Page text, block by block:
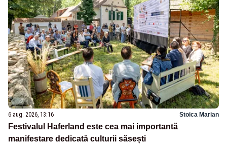
6 aug. 2026, 13:16 Stoica Marian
Festivalul Haferland este cea mai importantă
manifestare dedicată culturii săsești